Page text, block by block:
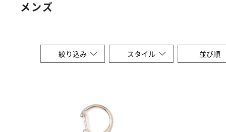
メンズ
絞り込み スタイル 並び順